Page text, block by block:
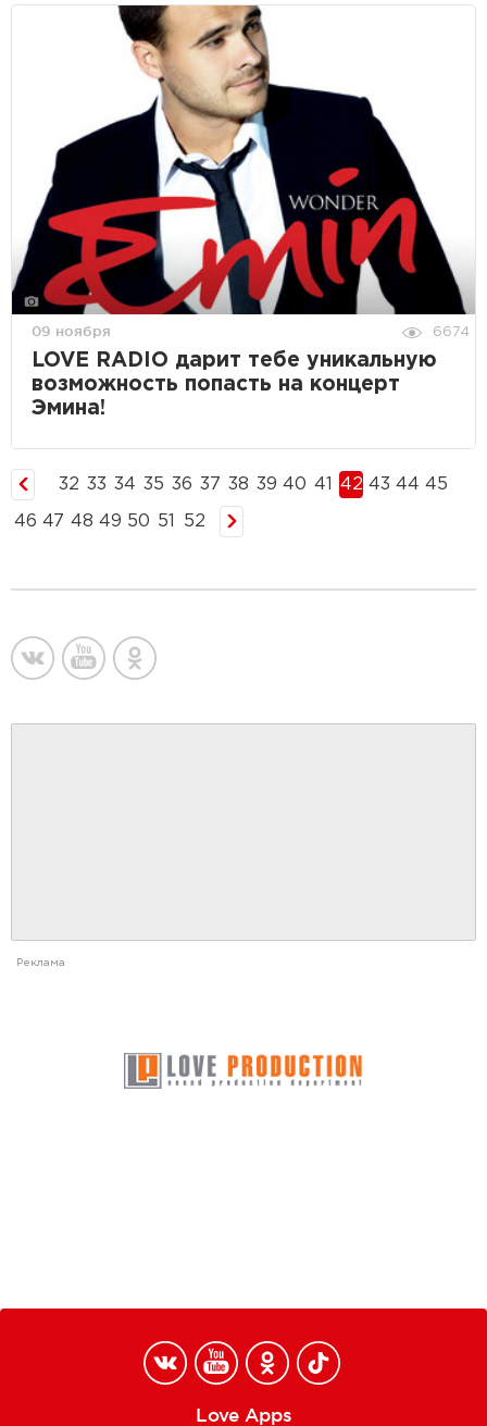
09 ноября 6674
LOVE RADIO дарит тебе уникальную
возможность попасть на концерт
Эмина!
32 33 34 35 36 37 38 39 40 41 42 43 44 45
46 47 48 49 50 51 52
Реклама
Love Apps